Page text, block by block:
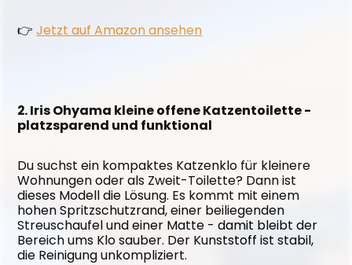
👉 Jetzt auf Amazon ansehen
2. Iris Ohyama kleine offene Katzentoilette -
platzsparend und funktional
Du suchst ein kompaktes Katzenklo für kleinere
Wohnungen oder als Zweit-Toilette? Dann ist
dieses Modell die Lösung. Es kommt mit einem
hohen Spritzschutzrand, einer beiliegenden
Streuschaufel und einer Matte - damit bleibt der
Bereich ums Klo sauber. Der Kunststoff ist stabil,
die Reinigung unkompliziert.